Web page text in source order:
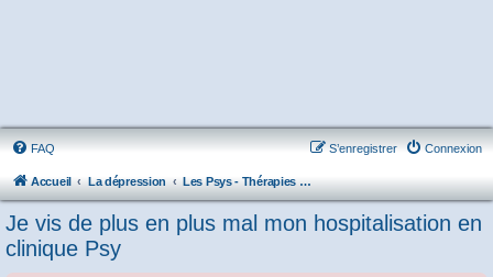
FAQ Connexion
S’enregistrer
Accueil La dépression Les Psys - Thérapies - Cliniques - Hôpitaux - Associations
Je vis de plus en plus mal mon hospitalisation en
clinique Psy